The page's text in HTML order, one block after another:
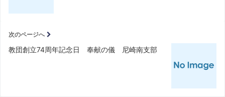
次のページへ
教団創立74周年記念日 奉献の儀 尼崎南支部